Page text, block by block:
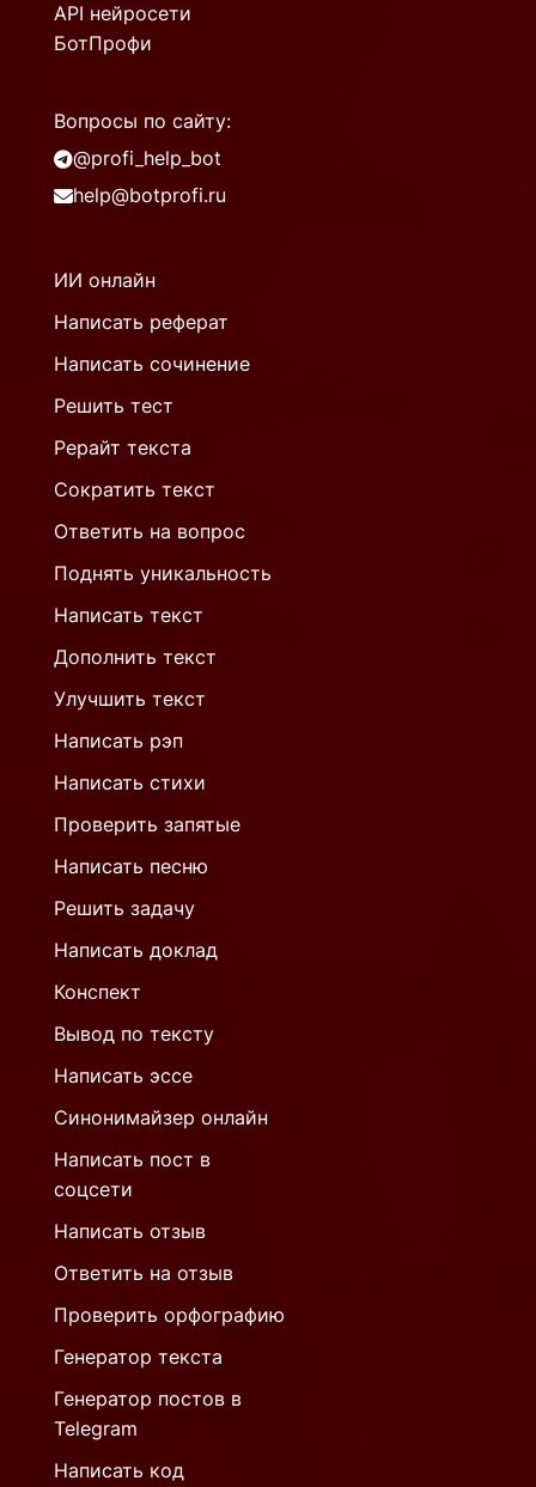
API нейросети
БотПрофи
Вопросы по сайту:
@profi_help_bot
help@botprofi.ru
ИИ онлайн
Написать реферат
Написать сочинение
Решить тест
Рерайт текста
Сократить текст
Ответить на вопрос
Поднять уникальность
Написать текст
Дополнить текст
Улучшить текст
Написать рэп
Написать стихи
Проверить запятые
Написать песню
Решить задачу
Написать доклад
Конспект
Вывод по тексту
Написать эссе
Синонимайзер онлайн
Написать пост в
соцсети
Написать отзыв
Ответить на отзыв
Проверить орфографию
Генератор текста
Генератор постов в
Telegram
Написать код